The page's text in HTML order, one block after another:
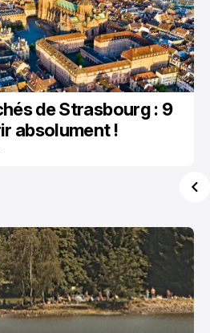
de Strasbourg : 9
absolument !